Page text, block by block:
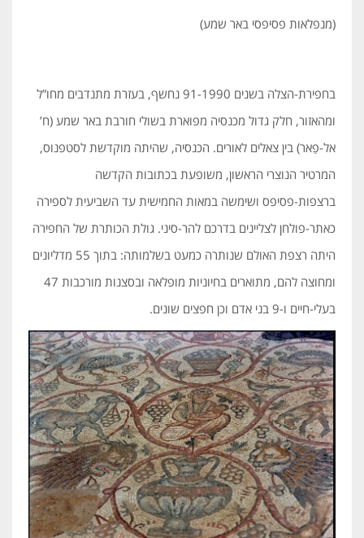
(מנפלאות פסיפסי באר שמע)
בחפירת-הצלה בשנים 91-1990 נחשף, בעזרת מתנדבים מחו”ל
ומהאזור, חלק גדול מכנסיה מפוארת בשולי חורבת באר שמע (ח’
אל-פַאר) בין צאלים לאורים. הכנסיה, שהיתה מוקדשת לסטפנוס,
המרטיר הנוצרי הראשון, משופעת בכתובות הקדשה
ברצפות-פסיפס ושימשה במאות החמישית עד השביעית לספירה
כאתר-פולחן לצליינים בדרכם להר-סיני. גולת הכותרת של החפירה
היתה רצפת האולם שנותרה כמעט בשלמותה: בתוך 55 מדליונים
ומחוצה להם, מתוארים בחיוניות מופלאה ובסצנות מורכבות 47
בעלי-חיים ו-9 בני אדם וכן חפצים שונים.